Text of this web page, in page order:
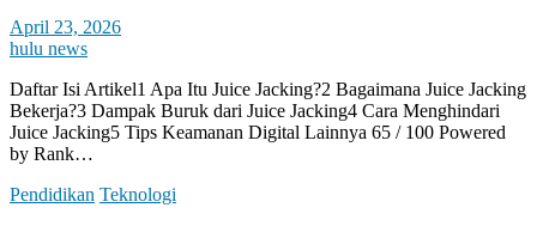
April 23, 2026
hulu news
Daftar Isi Artikel1 Apa Itu Juice Jacking?2 Bagaimana Juice Jacking
Bekerja?3 Dampak Buruk dari Juice Jacking4 Cara Menghindari
Juice Jacking5 Tips Keamanan Digital Lainnya 65 / 100 Powered
by Rank…
Pendidikan Teknologi